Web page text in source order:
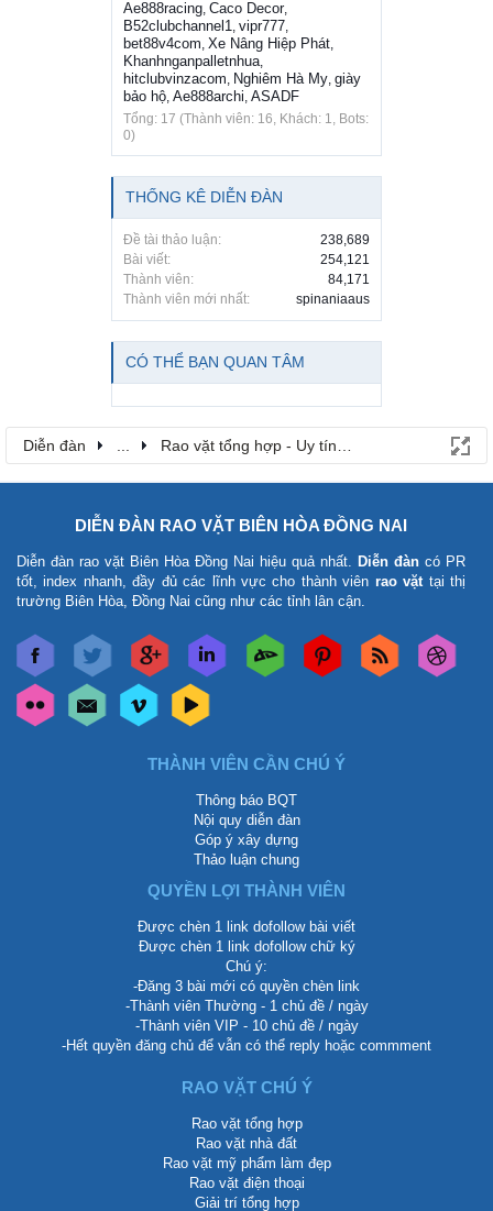
Ae888racing Caco Decor,
B52clubchannel1 vipr777
bet88v4com Xe Nâng Hiệp Phát
Khanhnganpalletnhua
hitclubvinzacom Nghiêm Hà My giày
bảo hộ Ae888archi ASADF
Tổng: 17 (Thành viên: 16, Khách: 1, Bots:
0)
THỐNG KÊ DIỄN ĐÀN
Đề tài thảo luận:
238,689
Bài viết:
254,121
Thành viên:
84,171
Thành viên mới nhất:
spinaniaaus
CÓ THỂ BẠN QUAN TÂM
Diễn đàn Rao vặt tổng hợp - Uy tín - Miễn phí
DIỄN ĐÀN RAO VẶT BIÊN HÒA ĐỒNG NAI
Diễn đàn rao vặt Biên Hòa Đồng Nai hiệu quả nhất. Diễn đàn có PR
tốt, index nhanh, đầy đủ các lĩnh vực cho thành viên rao vặt tại thị
trường Biên Hòa, Đồng Nai cũng như các tỉnh lân cận.
THÀNH VIÊN CẦN CHÚ Ý
Thông báo BQT
Nội quy diễn đàn
Góp ý xây dựng
Thảo luận chung
QUYỀN LỢI THÀNH VIÊN
Được chèn 1 link dofollow bài viết
Được chèn 1 link dofollow chữ ký
Chú ý:
-Đăng 3 bài mới có quyền chèn link
-Thành viên Thường - 1 chủ đề / ngày
-Thành viên VIP - 10 chủ đề / ngày
-Hết quyền đăng chủ để vẫn có thể reply hoặc commment
RAO VẶT CHÚ Ý
Rao vặt tổng hợp
Rao vặt nhà đất
Rao vặt mỹ phẩm làm đẹp
Rao vặt điện thoại
Giải trí tổng hợp